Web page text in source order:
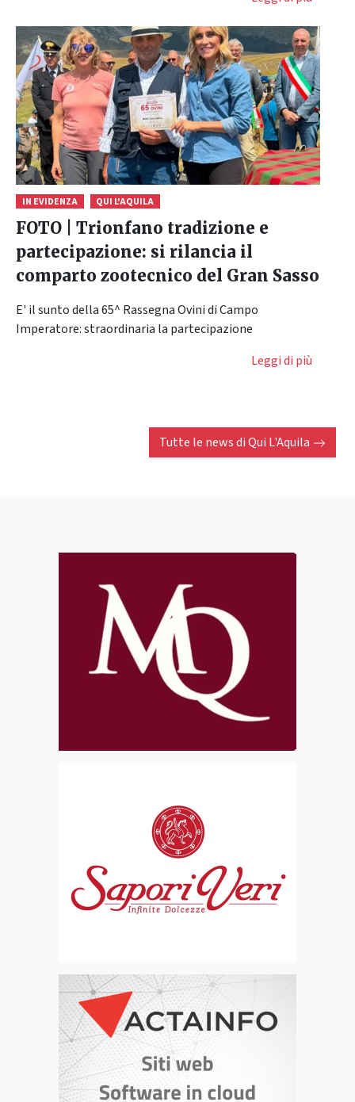
IN EVIDENZA QUI L'AQUILA
FOTO | Trionfano tradizione e
partecipazione: si rilancia il
comparto zootecnico del Gran Sasso
E' il sunto della 65^ Rassegna Ovini di Campo
Imperatore: straordinaria la partecipazione
Leggi di più
Tutte le news diQui L'Aquila